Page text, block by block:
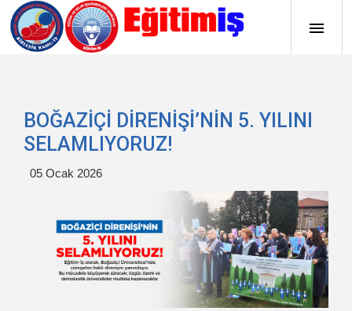
BOĞAZİÇİ DİRENİŞİ’NİN 5. YILINI
SELAMLIYORUZ!
05 Ocak 2026